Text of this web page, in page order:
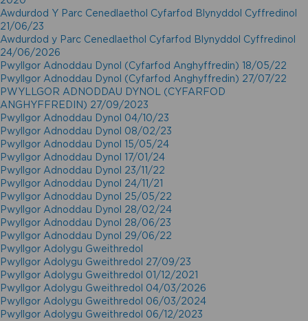
Awdurdod Y Parc Cenedlaethol Cyfarfod Blynyddol Cyffredinol
21/06/23
Awdurdod y Parc Cenedlaethol Cyfarfod Blynyddol Cyffredinol
24/06/2026
Pwyllgor Adnoddau Dynol (Cyfarfod Anghyffredin) 18/05/22
Pwyllgor Adnoddau Dynol (Cyfarfod Anghyffredin) 27/07/22
PWYLLGOR ADNODDAU DYNOL (CYFARFOD
ANGHYFFREDIN) 27/09/2023
Pwyllgor Adnoddau Dynol 04/10/23
Pwyllgor Adnoddau Dynol 08/02/23
Pwyllgor Adnoddau Dynol 15/05/24
Pwyllgor Adnoddau Dynol 17/01/24
Pwyllgor Adnoddau Dynol 23/11/22
Pwyllgor Adnoddau Dynol 24/11/21
Pwyllgor Adnoddau Dynol 25/05/22
Pwyllgor Adnoddau Dynol 28/02/24
Pwyllgor Adnoddau Dynol 28/06/23
Pwyllgor Adnoddau Dynol 29/06/22
Pwyllgor Adolygu Gweithredol
Pwyllgor Adolygu Gweithredol 27/09/23
Pwyllgor Adolygu Gweithredol 01/12/2021
Pwyllgor Adolygu Gweithredol 04/03/2026
Pwyllgor Adolygu Gweithredol 06/03/2024
Pwyllgor Adolygu Gweithredol 06/12/2023